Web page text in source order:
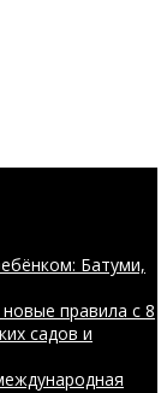
Батуми,
правила с 8
садов и